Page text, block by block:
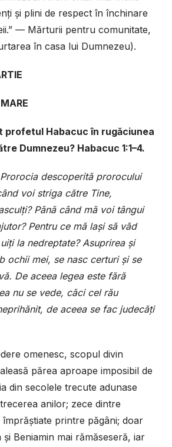
și plini de respect în închinare
— Mărturii pentru comunitate,
în casa lui Dumnezeu).
profetul Habacuc în rugăciunea
Dumnezeu? Habacuc 1:1–4.
descoperită prorocului
voi striga către Tine,
Până când mă voi tângui
Pentru ce mă lași să văd
la nedreptate? Asuprirea și
ochii mei, se nasc certuri și se
De aceea legea este fără
nu se vede, căci cel rău
de aceea se fac judecăți
omenesc, scopul divin
părea aproape imposibil de
din secolele trecute adunase
anilor; zece dintre
împrăștiate printre păgâni; doar
și Beniamin mai rămăseseră, iar